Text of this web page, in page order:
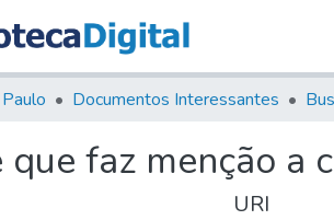
Documentos Interessantes
que faz menção a
URI